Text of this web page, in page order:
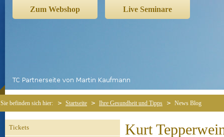
Zum Webshop Live Seminare
Sie befinden sich hier: Startseite Ihre Gesundheit und Tipps News Blog
Tickets Kurt